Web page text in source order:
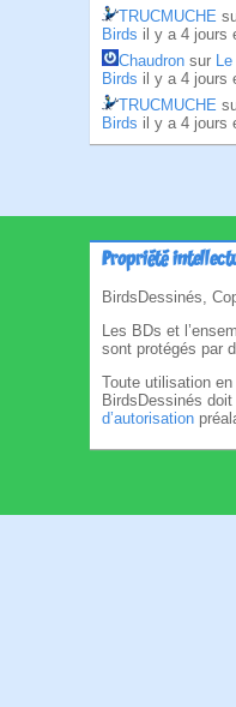
TRUCMUCHE
Birds il y a 4 jours
Chaudron sur
Birds il y a 4 jours
TRUCMUCHE
Birds il y a 4 jours
Propriété
BirdsDessinés,
Les BDs et
sont protégés par
Toute utilisation
BirdsDessinés doit
d’autorisation